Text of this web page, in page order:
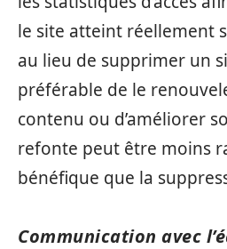
le site atteint réellement
au lieu de supprimer un
préférable de le
contenu ou d’améliorer
refonte peut être moins
bénéfique que la
Communication avec